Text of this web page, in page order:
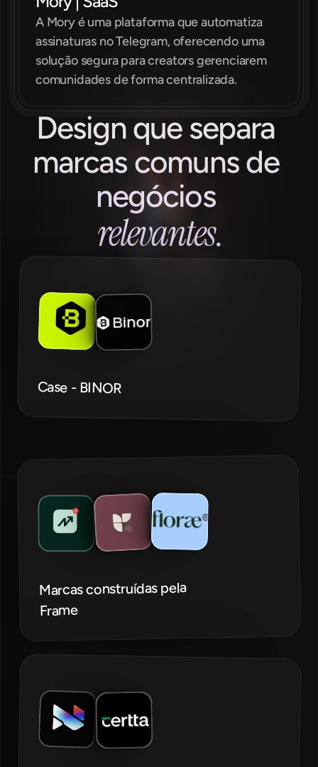
A Mory é uma plataforma que automatiza
assinaturas no Telegram, oferecendo uma
solução segura para creators gerenciarem
comunidades de forma centralizada.
Design que separa
marcas comuns de
negócios
relevantes.
Case - BINOR
Marcas construídas pela
Frame